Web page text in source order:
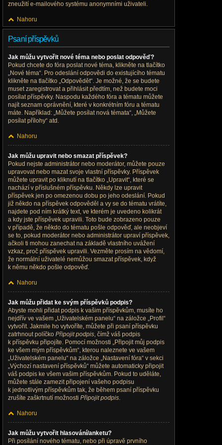
zneužití e-mailového systému anonymními uživateli.
Nahoru
Psaní příspěvků
Jak můžu vytvořit nové téma nebo poslat odpověď?
Pokud chcete do fóra poslat nové téma, klikněte na tlačítko
„Nové téma“. Pro odeslání odpovědi do existujícího tématu
klikněte na tlačítko „Odpovědět“. Je možné, že se budete
muset zaregistrovat a přihlásit předtím, než budete moci
posílat příspěvky. Naspodu každého fóra a tématu můžete
najít seznam oprávnění, které v konkrétním fóru a tématu
máte. Například: „Můžete posílat nová témata“, „Můžete
posílat přílohy“ atd.
Nahoru
Jak můžu upravit nebo smazat příspěvek?
Pokud nejste administrátor nebo moderátor, můžete pouze
upravovat nebo mazat svoje vlastní příspěvky. Příspěvek
můžete upravit po kliknutí na tlačítko „Upravit“, které se
nachází v příslušném příspěvku. Někdy lze upravit
příspěvek jen po omezenou dobu po jeho odeslání. Pokud
již někdo na příspěvek odpověděl a vy se do tématu vrátíte,
najdete pod ním krátký text, ve kterém je uvedeno kolikrát
a kdy jste příspěvek upravili. Toto bude zobrazeno pouze
v případě, že někdo do tématu pošle odpověď, ale neobjeví
se to, pokud moderátor nebo administrátor upraví příspěvek,
ačkoli ti mohou zanechat na základě vlastního uvážení
vzkaz, proč příspěvek upravili. Vezměte prosím na vědomí,
že normální uživatelé nemůžou smazat příspěvek, když
k němu někdo pošle odpověď.
Nahoru
Jak můžu přidat ke svým příspěvků podpis?
Abyste mohli přidat podpis k vašim příspěvkům, musíte ho
nejdřív ve vašem „Uživatelském panelu“ na záložce „Profil“
vytvořit. Jakmile ho vytvoříte, můžete při psaní příspěvku
zatrhnout políčko Připojit podpis, čímž váš podpis
k příspěvku připojíte. Pomocí možnosti „Připojit můj podpis
ke všem mým příspěvkům“, kterou naleznete ve vašem
„Uživatelském panelu“ na záložce „Nastavení fóra“ v sekci
„Výchozí nastavení příspěvků“ můžete automaticky připojit
váš podpis ke všem vašim příspěvkům. Pokud to uděláte,
můžete stále zamezit připojení vašeho podpisu
k jednotlivým příspěvkům tak, že během psaní příspěvku
zrušíte zaškrtnutí možnosti Připojit podpis.
Nahoru
Jak můžu vytvořit hlasování/anketu?
Při posílání nového tématu, nebo při úpravě prvního